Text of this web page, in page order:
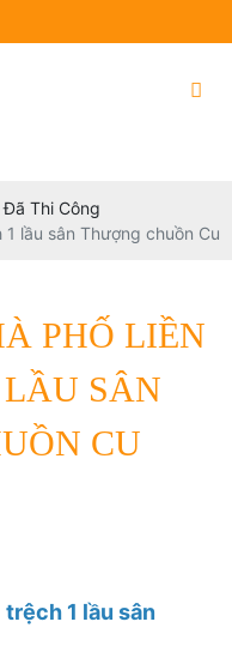
Đã Thi Công
lầu sân Thượng chuồn Cu
PHỐ LIỀN
LẦU SÂN
CU
trệch 1 lầu sân